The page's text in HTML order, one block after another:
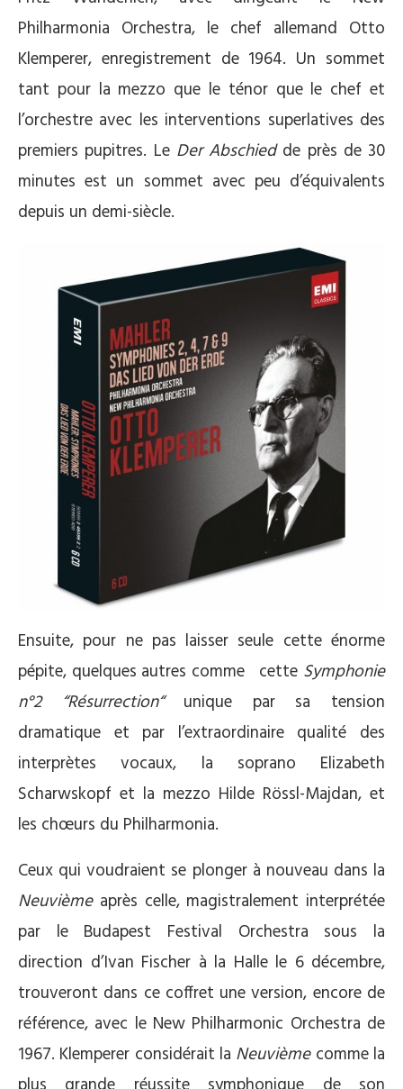
Philharmonia Orchestra, le chef allemand Otto
Klemperer, enregistrement de 1964. Un sommet
tant pour la mezzo que le ténor que le chef et
l’orchestre avec les interventions superlatives des
premiers pupitres. Le Der Abschiedde près de 30
minutes est un sommet avec peu d’équivalents
depuis un demi-siècle.
Ensuite, pour ne pas laisser seule cette énorme
pépite, quelques autres comme cette Symphonie
n°2 “Résurrection“unique par sa tension
dramatique et par l’extraordinaire qualité des
interprètes vocaux, la soprano Elizabeth
Scharwskopf et la mezzo Hilde Rössl-Majdan, et
les chœurs du Philharmonia.
Ceux qui voudraient se plonger à nouveau dans la
Neuvièmeaprès celle, magistralement interprétée
par le Budapest Festival Orchestra sous la
direction d’Ivan Fischer à la Halle le 6 décembre,
trouveront dans ce coffret une version, encore de
référence, avec le New Philharmonic Orchestra de
1967. Klemperer considérait la Neuvièmecomme la